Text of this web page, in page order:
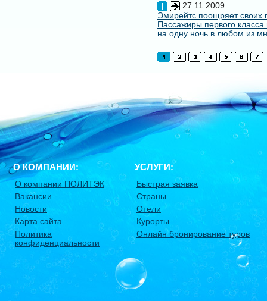
27.11.2009
Эмирейтс поощряет своих
Пассажиры первого
на одну ночь в любом из
О КОМПАНИИ:
О компании ПОЛИТЭК
Вакансии
Новости
Карта сайта
Политика
конфиденциальности
УСЛУГИ:
Быстрая заявка
Страны
Отели
Курорты
Онлайн бронирование туров